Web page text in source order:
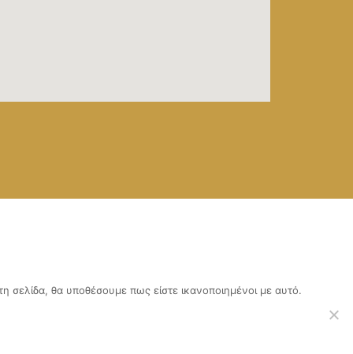
σελίδα, θα υποθέσουμε πως είστε ικανοποιημένοι με αυτό.